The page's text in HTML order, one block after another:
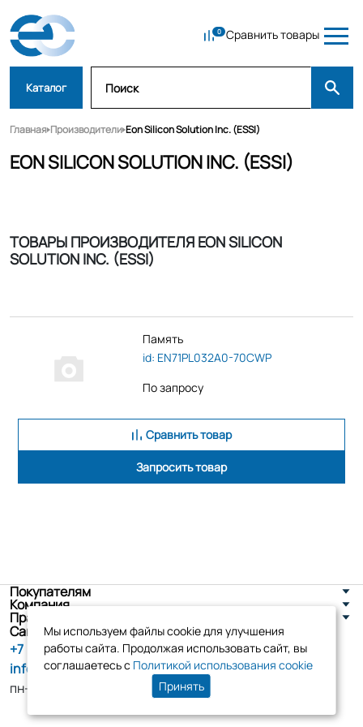
Сравнить товары
Каталог
Главная Производители Eon Silicon Solution Inc. (ESSI)
EON SILICON SOLUTION INC. (ESSI)
ТОВАРЫ ПРОИЗВОДИТЕЛЯ EON SILICON
SOLUTION INC. (ESSI)
Память
id: EN71PL032A0-70CWP
По запросу
Сравнить товар
Запросить товар
Покупателям
Компания
Правовая информация
Санкт-Петербург, ул. Новоселов д. 8
+7 (800) 555-86-90
info@tk-elko.ru
пн-пт, 10:00 - 18:00
Мы используем файлы cookie для улучшения
работы сайта. Продолжая использовать сайт, вы
соглашаетесь с Политикой использования cookie
Принять